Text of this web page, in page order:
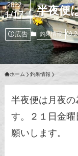
半夜便
2022
1/17
広告 釣果情報
ホーム 釣果情報
半夜便は月夜
す。２１日金
願いします。